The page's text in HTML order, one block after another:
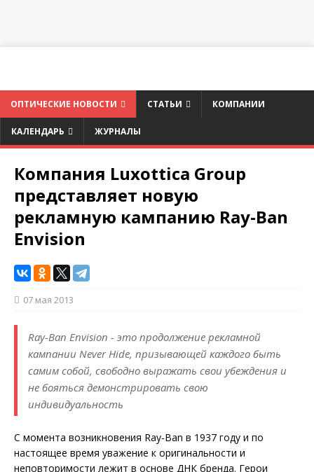
ОПТИЧЕСКИЕ НОВОСТИ СТАТЬИ КОМПАНИИ
КАЛЕНДАРЬ ЖУРНАЛЫ
Компания Luxottica Group
представляет новую
рекламную кампанию Ray-Ban
Envision
07 мая 2013
Ray-Ban Envision - это продолжение рекламной
кампании Never Hide, призывающей каждого быть
самим собой, свободно выражать свои убеждения и
не бояться демонстрировать свою
индивидуальность
С момента возникновения Ray-Ban в 1937 году и по
настоящее время уважение к оригинальности и
неповторимости лежит в основе ДНК бренда. Герои